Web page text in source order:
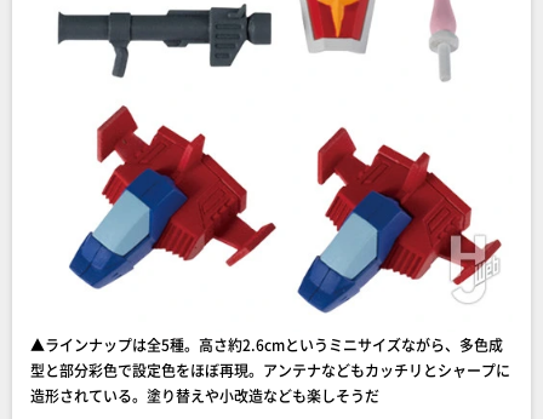
▲ラインナップは全5種。高さ約2.6cmというミニサイズながら、多色成
型と部分彩色で設定色をほぼ再現。アンテナなどもカッチリとシャープに
造形されている。塗り替えや小改造なども楽しそうだ